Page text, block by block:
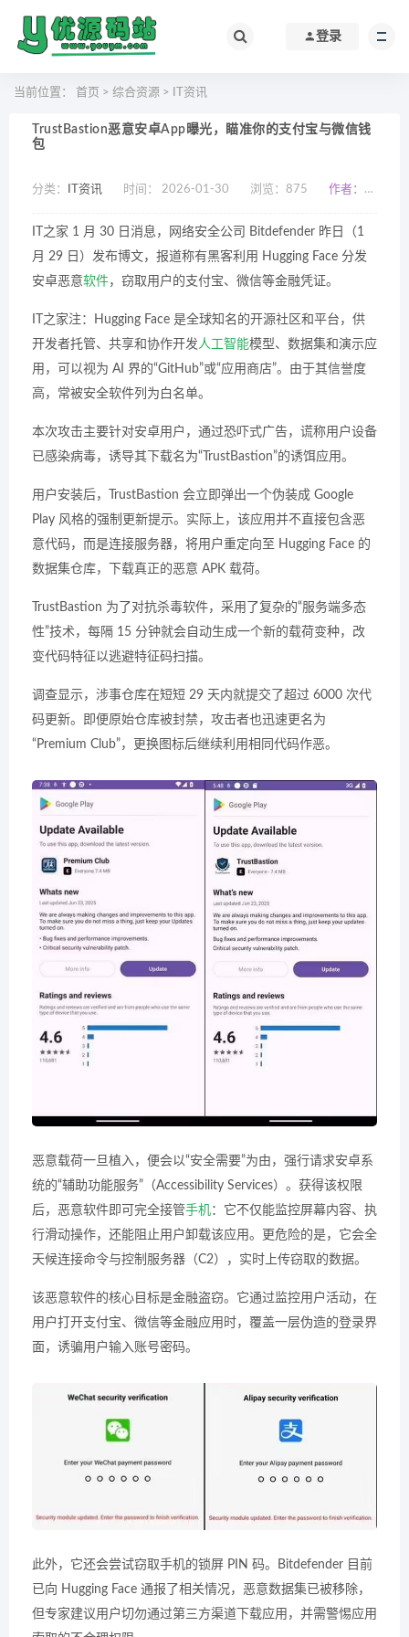
登录
当前位置： 首页 > 综合资源 > IT资讯
TrustBastion恶意安卓App曝光，瞄准你的支付宝与微信钱
包
分类： IT资讯 时间： 2026-01-30 浏览： 875 作者：小编
IT之家 1 月 30 日消息，网络安全公司 Bitdefender 昨日（1
月 29 日）发布博文，报道称有黑客利用 Hugging Face 分发
安卓恶意软件，窃取用户的支付宝、微信等金融凭证。
IT之家注：Hugging Face 是全球知名的开源社区和平台，供
开发者托管、共享和协作开发人工智能模型、数据集和演示应
用，可以视为 AI 界的“GitHub”或“应用商店”。由于其信誉度
高，常被安全软件列为白名单。
本次攻击主要针对安卓用户，通过恐吓式广告，谎称用户设备
已感染病毒，诱导其下载名为“TrustBastion”的诱饵应用。
用户安装后，TrustBastion 会立即弹出一个伪装成 Google
Play 风格的强制更新提示。实际上，该应用并不直接包含恶
意代码，而是连接服务器，将用户重定向至 Hugging Face 的
数据集仓库，下载真正的恶意 APK 载荷。
TrustBastion 为了对抗杀毒软件，采用了复杂的“服务端多态
性”技术，每隔 15 分钟就会自动生成一个新的载荷变种，改
变代码特征以逃避特征码扫描。
调查显示，涉事仓库在短短 29 天内就提交了超过 6000 次代
码更新。即便原始仓库被封禁，攻击者也迅速更名为
“Premium Club”，更换图标后继续利用相同代码作恶。
恶意载荷一旦植入，便会以“安全需要”为由，强行请求安卓系
统的“辅助功能服务”（Accessibility Services）。获得该权限
后，恶意软件即可完全接管手机：它不仅能监控屏幕内容、执
行滑动操作，还能阻止用户卸载该应用。更危险的是，它会全
天候连接命令与控制服务器（C2），实时上传窃取的数据。
该恶意软件的核心目标是金融盗窃。它通过监控用户活动，在
用户打开支付宝、微信等金融应用时，覆盖一层伪造的登录界
面，诱骗用户输入账号密码。
此外，它还会尝试窃取手机的锁屏 PIN 码。Bitdefender 目前
已向 Hugging Face 通报了相关情况，恶意数据集已被移除，
但专家建议用户切勿通过第三方渠道下载应用，并需警惕应用